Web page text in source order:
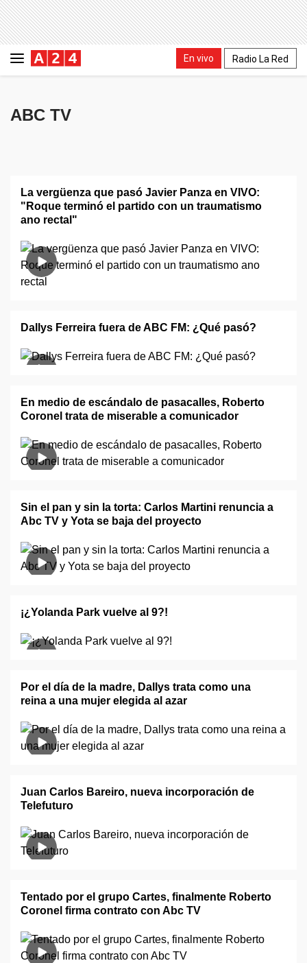
En vivo Radio La Red
ABC TV
La vergüenza que pasó Javier Panza en VIVO:
"Roque terminó el partido con un traumatismo
ano rectal"
Dallys Ferreira fuera de ABC FM: ¿Qué pasó?
En medio de escándalo de pasacalles, Roberto
Coronel trata de miserable a comunicador
Sin el pan y sin la torta: Carlos Martini renuncia a
Abc TV y Yota se baja del proyecto
¡¿Yolanda Park vuelve al 9?!
Por el día de la madre, Dallys trata como una
reina a una mujer elegida al azar
Juan Carlos Bareiro, nueva incorporación de
Telefuturo
Tentado por el grupo Cartes, finalmente Roberto
Coronel firma contrato con Abc TV